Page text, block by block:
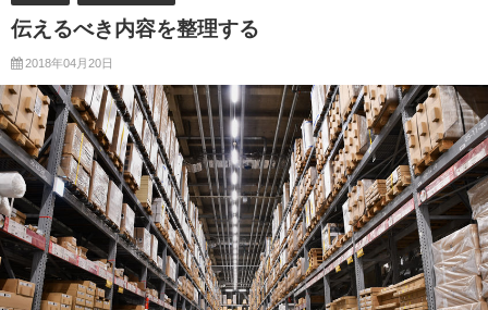
伝えるべき内容を整理する
2018年04月20日